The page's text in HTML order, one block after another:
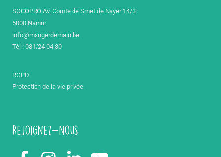
SOCOPRO Av. Comte de Smet de Nayer 14/3
5000 Namur
info@mangerdemain.be
Tél : 081/24 04 30
RGPD
Protection de la vie privée
Rejoignez-nous